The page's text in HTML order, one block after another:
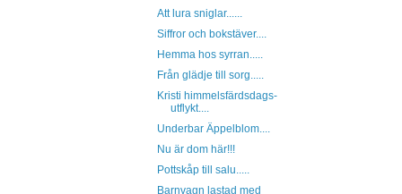
Att lura sniglar......
Siffror och bokstäver....
Hemma hos syrran.....
Från glädje till sorg.....
Kristi himmelsfärdsdags-
utflykt....
Underbar Äppelblom....
Nu är dom här!!!
Pottskåp till salu.....
Barnvagn lastad med